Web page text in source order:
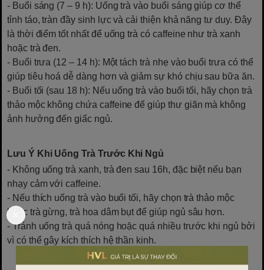
- Buổi sáng (7 – 9 h): Uống trà vào buổi sáng giúp cơ thể
tỉnh táo, tràn đầy sinh lực và cải thiện khả năng tư duy. Đây
là thời điểm tốt nhất để uống trà có caffeine như trà xanh
hoặc trà đen.
- Buổi trưa (12 – 14 h): Một tách trà nhẹ vào buổi trưa có thể
giúp tiêu hoá dễ dàng hơn và giảm sự khó chịu sau bữa ăn.
- Buổi tối (sau 18 h): Nếu uống trà vào buổi tối, hãy chọn trà
thảo mộc không chứa caffeine để giúp thư giãn mà không
ảnh hưởng đến giấc ngủ.
Lưu Ý Khi Uống Trà Trước Khi Ngủ
- Không uống trà xanh, trà đen sau 16h, đặc biệt nếu bạn
nhạy cảm với caffeine.
- Nếu thích uống trà vào buổi tối, hãy chọn trà thảo mộc
hoặc trà gừng, trà hoa dâm bụt để giúp ngủ sâu hơn.
- Tránh uống trà quá nóng hoặc quá nhiều trước khi ngủ bởi
vì có thể gây kích thích hệ thần kinh.